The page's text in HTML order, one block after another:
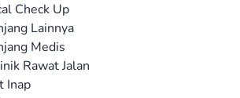
Check Up
Lainnya
Medis
Rawat Jalan
Inap